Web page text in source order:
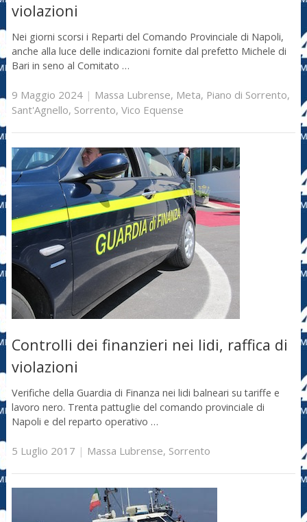
violazioni
Nei giorni scorsi i Reparti del Comando Provinciale di Napoli,
anche alla luce delle indicazioni fornite dal prefetto Michele di
Bari in seno al Comitato …
9 Maggio 2024| Massa Lubrense, Meta, Piano di Sorrento,
Sant'Agnello, Sorrento, Vico Equense
Controlli dei finanzieri nei lidi, raffica di
violazioni
Verifiche della Guardia di Finanza nei lidi balneari su tariffe e
lavoro nero. Trenta pattuglie del comando provinciale di
Napoli e del reparto operativo …
5 Luglio 2017 | Massa Lubrense, Sorrento